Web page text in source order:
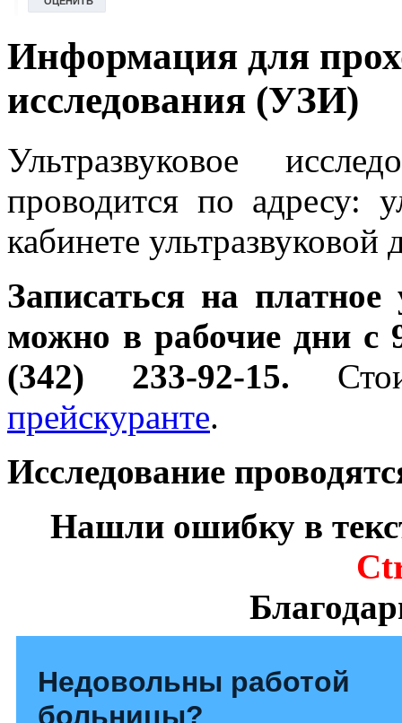
Информация для
исследования (УЗИ)
Ультразвуковое
проводится по адресу:
кабинете ультразвуковой
Записаться на платное
можно в рабочие дни с
(342) 233-92-15.
прейскуранте.
Исследование
Нашли ошибку в
Недовольны работой
больницы?